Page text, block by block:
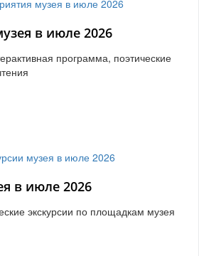
в июле 2026
программа, поэтические
в июле 2026
экскурсии по площадкам музея